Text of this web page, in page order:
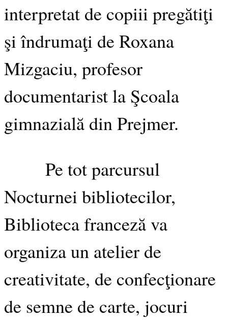
interpretat de copiii pregătiţi
şi îndrumaţi de Roxana
Mizgaciu, profesor
documentarist la Şcoala
gimnazială din Prejmer.
Pe tot parcursul
Nocturnei bibliotecilor,
Biblioteca franceză va
organiza un atelier de
creativitate, de confecţionare
de semne de carte, jocuri